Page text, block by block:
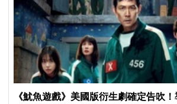
《魷魚遊戲》美國版衍生劇確定告吹